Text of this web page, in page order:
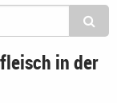
in der